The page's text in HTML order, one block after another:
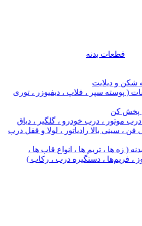
قطعات بدنه
شکن و دیلایت
( پوسته سپر ، فلاپ ، دیفیوزر ، توری
پخش‌ کن
موتور ، درب خودرو ، گلگیر ، دیاق
، سینی بالا رادیاتور ، لولا و قفل درب
( زه ها ، تریم ها ، انواع قاب ها ،
، فریم‌ها ، دستگیره درب ، رکاب )